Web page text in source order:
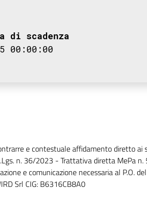
di scadenza
00:00:00
e contestuale affidamento diretto ai
n. 36/2023 - Trattativa diretta MePa
e comunicazione necessaria al P.O.
Srl CIG: B6316CB8A0